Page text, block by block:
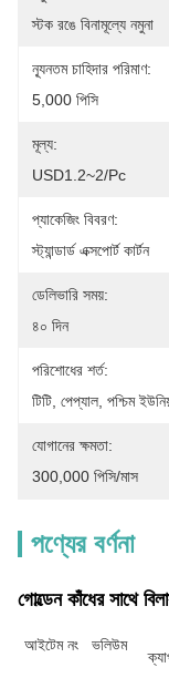
স্টক রঙে বিনামূল্যে নমুনা
ন্যূনতম চাহিদার পরিমাণ:
5,000 পিসি
মূল্য:
USD1.2~2/pc
প্যাকেজিং বিবরণ:
স্ট্যান্ডার্ড এক্সপোর্ট কার্টন
ডেলিভারি সময়:
৪০ দিন
পরিশোধের শর্ত:
টিটি, পেপ্যাল, পশ্চিম
যোগানের ক্ষমতা:
300,000 পিসি/মাস
পণ্যের বর্ণনা
গোল্ডেন কাঁধের সাথে
আইটেম নং ভলিউম